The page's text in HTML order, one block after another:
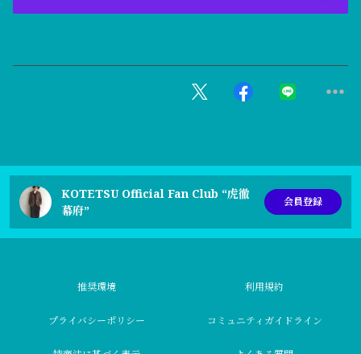
KOTETSU Official Fan Club “虎徹
幕府”
会員登録
推奨環境 利用規約
プライバシーポリシー コミュニティガイドライン